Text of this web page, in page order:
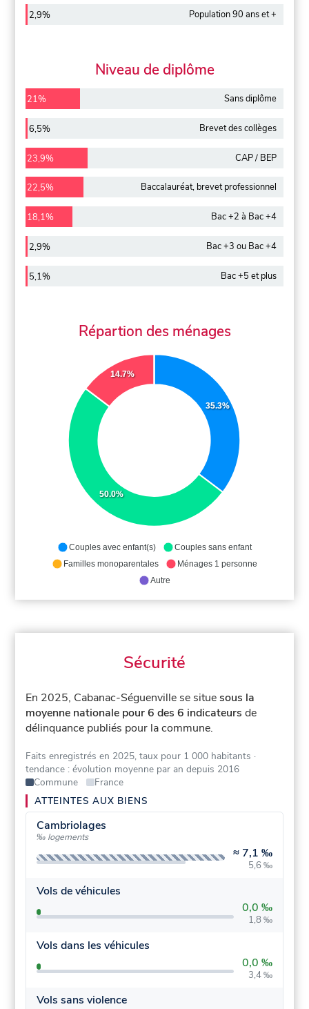
2,9% Population 90 ans et +
Niveau de diplôme
21% Sans diplôme
6,5% Brevet des collèges
23,9% CAP / BEP
22,5% Baccalauréat, brevet professionnel
18,1% Bac +2 à Bac +4
2,9% Bac +3 ou Bac +4
5,1% Bac +5 et plus
Répartion des ménages
35.3%
50.0%
14.7%
Couples avec enfant(s)
Couples sans enfant
Familles monoparentales
Ménages 1 personne
Autre
Sécurité
En 2025, Cabanac-Séguenville se situesous la
moyenne nationale pour 6 des 6 indicateurs de
délinquance publiés pour la commune.
Faits enregistrés en 2025, taux pour 1 000 habitants ·
tendance : évolution moyenne par an depuis 2016
Commune
France
ATTEINTES AUX BIENS
Cambriolages
‰ logements
≈ 7,1 ‰
5,6 ‰
Vols de véhicules
0,0 ‰
1,8 ‰
Vols dans les véhicules
0,0 ‰
3,4 ‰
Vols sans violence